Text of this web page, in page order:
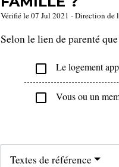
Vérifié le 07 Jul 2021 - Direction
Selon le lien de parenté
check_box_outline_blank Le logement
check_box_outline_blank Vous ou un
Textes de référence